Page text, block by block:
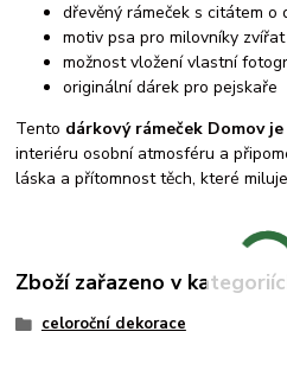
dřevěný rámeček s citátem o
motiv psa pro milovníky zvířat
možnost vložení vlastní
originální dárek pro pejskaře
Tento dárkový rámeček Domov
interiéru osobní atmosféru a
láska a přítomnost těch, které
Zboží zařazeno v
celoroční dekorace